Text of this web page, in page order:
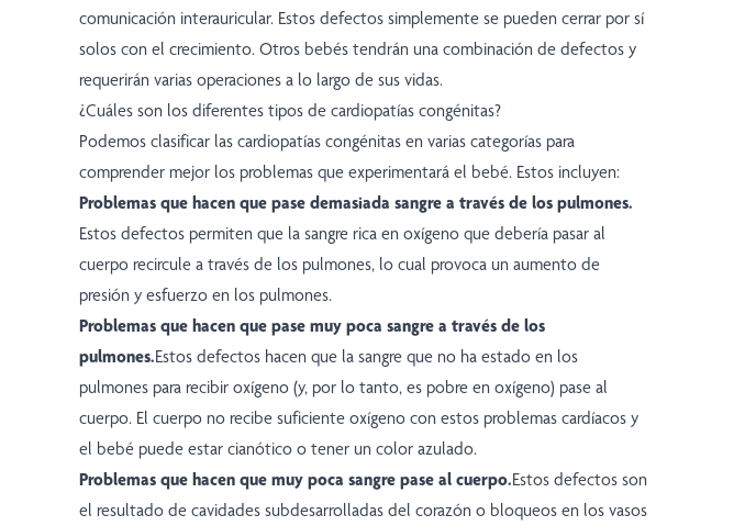
comunicación interauricular. Estos defectos simplemente se pueden cerrar por sí
solos con el crecimiento. Otros bebés tendrán una combinación de defectos y
requerirán varias operaciones a lo largo de sus vidas.
¿Cuáles son los diferentes tipos de cardiopatías congénitas?
Podemos clasificar las cardiopatías congénitas en varias categorías para
comprender mejor los problemas que experimentará el bebé. Estos incluyen:
Problemas que hacen que pase demasiada sangre a través de los pulmones.
Estos defectos permiten que la sangre rica en oxígeno que debería pasar al
cuerpo recircule a través de los pulmones, lo cual provoca un aumento de
presión y esfuerzo en los pulmones.
Problemas que hacen que pase muy poca sangre a través de los
pulmones.Estos defectos hacen que la sangre que no ha estado en los
pulmones para recibir oxígeno (y, por lo tanto, es pobre en oxígeno) pase al
cuerpo. El cuerpo no recibe suficiente oxígeno con estos problemas cardíacos y
el bebé puede estar cianótico o tener un color azulado.
Problemas que hacen que muy poca sangre pase al cuerpo.Estos defectos son
el resultado de cavidades subdesarrolladas del corazón o bloqueos en los vasos